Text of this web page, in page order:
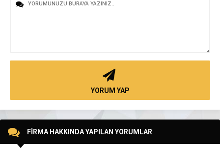
YORUM YAP
FİRMA HAKKINDA YAPILAN YORUMLAR